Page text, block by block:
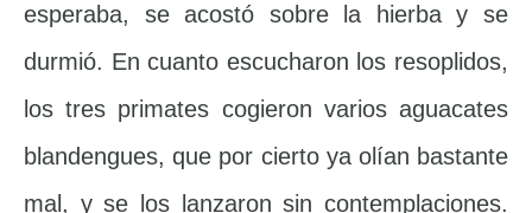
esperaba, se acostó sobre la hierba y se
durmió. En cuanto escucharon los resoplidos,
los tres primates cogieron varios aguacates
blandengues, que por cierto ya olían bastante
mal, y se los lanzaron sin contemplaciones.